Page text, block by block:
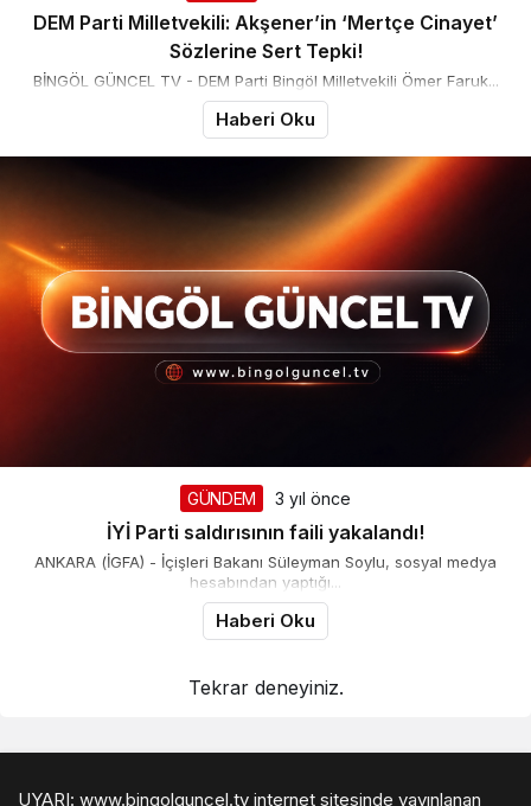
DEM Parti Milletvekili: Akşener’in ‘Mertçe Cinayet’
Sözlerine Sert Tepki!
BİNGÖL GÜNCEL TV - DEM Parti Bingöl Milletvekili Ömer Faruk...
Haberi Oku
GÜNDEM 3 yıl önce
İYİ Parti saldırısının faili yakalandı!
ANKARA (İGFA) - İçişleri Bakanı Süleyman Soylu, sosyal medya
hesabından yaptığı...
Haberi Oku
Tekrar deneyiniz.
UYARI: www.bingolguncel.tv internet sitesinde yayınlanan